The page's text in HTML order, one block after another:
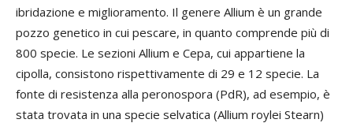
ibridazione e miglioramento. Il genere Allium è un grande
pozzo genetico in cui pescare, in quanto comprende più di
800 specie. Le sezioni Allium e Cepa, cui appartiene la
cipolla, consistono rispettivamente di 29 e 12 specie. La
fonte di resistenza alla peronospora (PdR), ad esempio, è
stata trovata in una specie selvatica (Allium roylei Stearn)